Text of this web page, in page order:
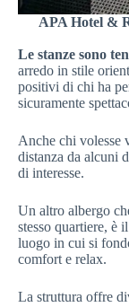
APA Hotel &
Le stanze sono
arredo in stile
positivi di chi ha
sicuramente
Anche chi volesse
distanza da alcuni
di interesse.
Un altro albergo
stesso quartiere, è il
luogo in cui si
comfort e relax.
La struttura offre